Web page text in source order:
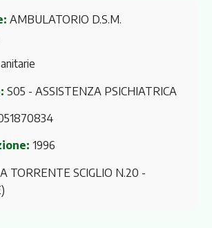
AMBULATORIO D.S.M.
S05 - ASSISTENZA PSICHIATRICA
1996
TORRENTE SCIGLIO N.20 -